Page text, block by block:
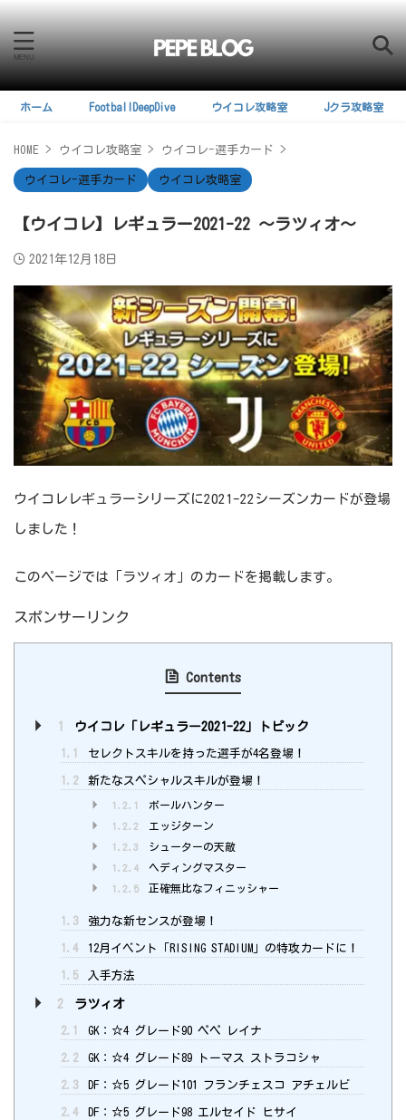
ホーム FootballDeepDive ウイコレ攻略室 Jクラ攻略室
HOME > ウイコレ攻略室 > ウイコレ-選手カード >
ウイコレ-選手カード ウイコレ攻略室
【ウイコレ】レギュラー2021-22 ～ラツィオ～
2021年12月18日
ウイコレレギュラーシリーズに2021-22シーズンカードが登場
しました！
このページでは「ラツィオ」のカードを掲載します。
スポンサーリンク
Contents
1 ウイコレ「レギュラー2021-22」トピック
1.1 セレクトスキルを持った選手が4名登場！
1.2 新たなスペシャルスキルが登場！
1.2.1 ボールハンター
1.2.2 エッジターン
1.2.3 シューターの天敵
1.2.4 ヘディングマスター
1.2.5 正確無比なフィニッシャー
1.3 強力な新センスが登場！
1.4 12月イベント「RISING STADIUM」の特攻カードに！
1.5 入手方法
2 ラツィオ
2.1 GK：☆4 グレード90 ペペ レイナ
2.2 GK：☆4 グレード89 トーマス ストラコシャ
2.3 DF：☆5 グレード101 フランチェスコ アチェルビ
2.4 DF：☆5 グレード98 エルセイド ヒサイ